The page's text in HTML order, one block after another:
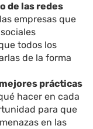
de las redes
empresas que
todos los
de la forma
prácticas
hacer en cada
para que
en las